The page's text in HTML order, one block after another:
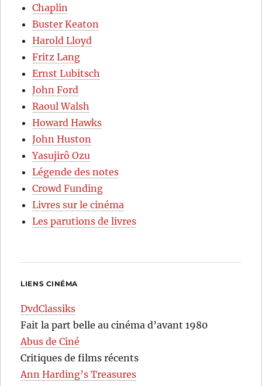
Chaplin
Buster Keaton
Harold Lloyd
Fritz Lang
Ernst Lubitsch
John Ford
Raoul Walsh
Howard Hawks
John Huston
Yasujirô Ozu
Légende des notes
Crowd Funding
Livres sur le cinéma
Les parutions de livres
LIENS CINÉMA
DvdClassiks
Fait la part belle au cinéma d’avant 1980
Abus de Ciné
Critiques de films récents
Ann Harding’s Treasures